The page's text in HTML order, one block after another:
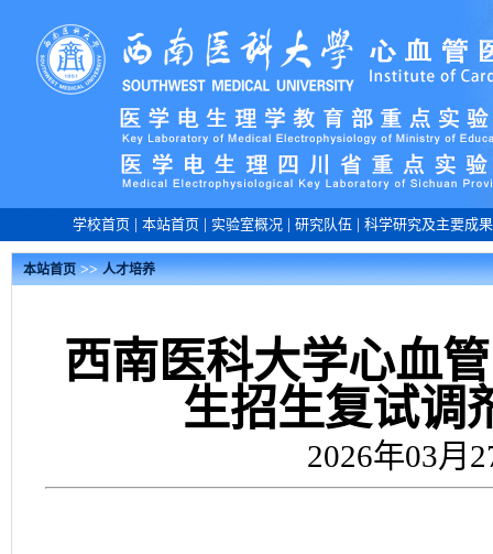
学校首页| 本站首页| 实验室概况| 研究队伍 科学研究及主要成果
本站首页>>人才培养
西南医科大学心血
生招生复试调
2026年03月